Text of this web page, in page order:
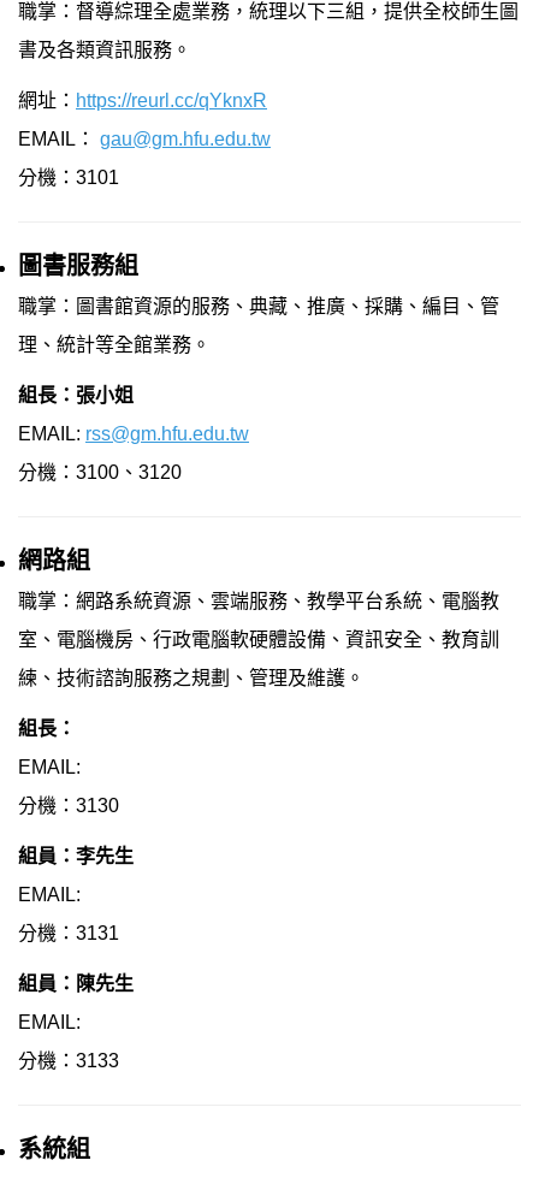
職掌：督導綜理全處業務，統理以下三組，提供全校師生圖
書及各類資訊服務。
網址： https://reurl.cc/qYknxR
EMAIL： gau@gm.hfu.edu.tw
分機：3101
圖書服務組
職掌：圖書館資源的服務、典藏、推廣、採購、編目、管
理、統計等全館業務。
組長：張小姐
EMAIL: rss@gm.hfu.edu.tw
分機：3100、3120
網路組
職掌：網路系統資源、雲端服務、教學平台系統、電腦教
室、電腦機房、行政電腦軟硬體設備、資訊安全、教育訓
練、技術諮詢服務之規劃、管理及維護。
組長：
EMAIL:
分機：3130
組員：李先生
EMAIL:
分機：3131
組員：陳先生
EMAIL:
分機：3133
系統組